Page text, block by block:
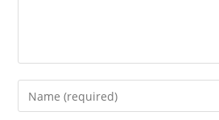
Enter
your